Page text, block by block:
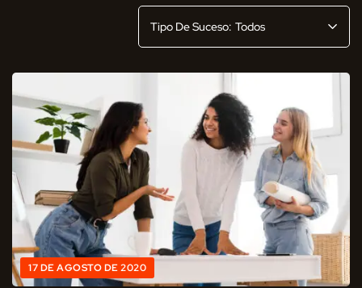
Tipo De Suceso: Todos
17 DE AGOSTO DE 2020